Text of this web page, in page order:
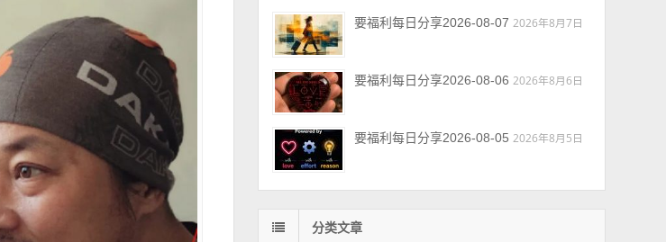
要福利每日分享2026-08-07 2026年8月7日
要福利每日分享2026-08-06 2026年8月6日
要福利每日分享2026-08-05 2026年8月5日
分类文章